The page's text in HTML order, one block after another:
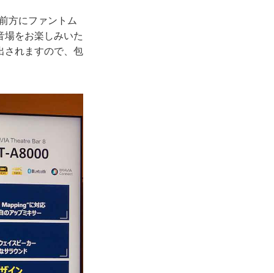
方にファントム
場をお楽しみいた
されますので、包